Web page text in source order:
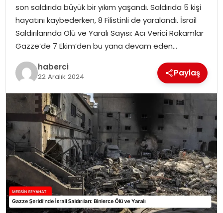
son saldırıda büyük bir yıkım yaşandı. Saldırıda 5 kişi
hayatını kaybederken, 8 Filistinli de yaralandı. İsrail
Saldırılarında Ölü ve Yaralı Sayısı: Acı Verici Rakamlar
Gazze’de 7 Ekim’den bu yana devam eden…
haberci
22 Aralık 2024 Paylaş